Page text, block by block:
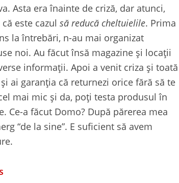
Asta era înainte de criză, dar atunci,
este cazul să reducă cheltuielile. Prima
la întrebări, n-au mai organizat
noi. Au făcut însă magazine și locații
informații. Apoi a venit criza și toată
ai garanția că returnezi orice fără să te
mai mic și da, poți testa produsul în
Ce-a făcut Domo? După părerea mea
“de la sine”. E suficient să avem